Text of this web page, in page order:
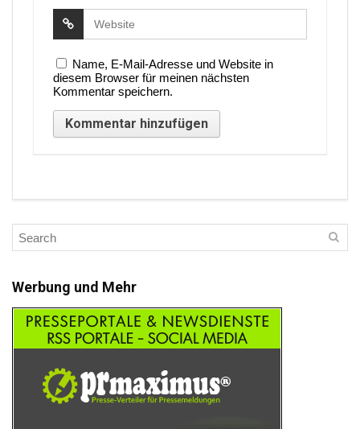
Name, E-Mail-Adresse und Website in
diesem Browser für meinen nächsten
Kommentar speichern.
Werbung und Mehr